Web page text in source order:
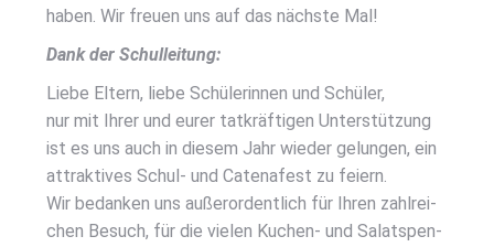
haben. Wir freu­en uns auf das nächs­te Mal!
Dank der Schul­lei­tung:
Lie­be Eltern, lie­be Schü­le­rin­nen und Schü­ler,
nur mit Ihrer und eurer tat­kräf­ti­gen Unter­stüt­zung
ist es uns auch in die­sem Jahr wie­der gelun­gen, ein
attrak­ti­ves Schul- und Catena­fest zu fei­ern.
Wir bedan­ken uns außer­or­dent­lich für Ihren zahl­rei­
chen Besuch, für die vie­len Kuchen- und Salats­pen­